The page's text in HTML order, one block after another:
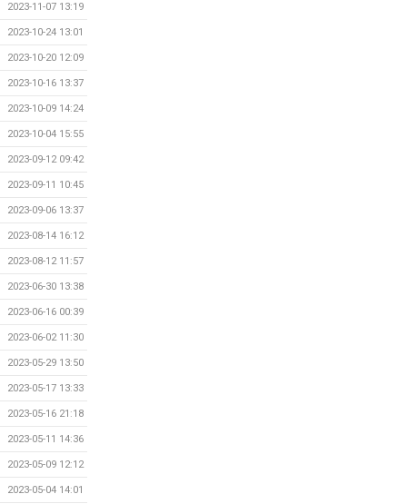
2023-11-07 13:19
2023-10-24 13:01
2023-10-20 12:09
2023-10-16 13:37
2023-10-09 14:24
2023-10-04 15:55
2023-09-12 09:42
2023-09-11 10:45
2023-09-06 13:37
2023-08-14 16:12
2023-08-12 11:57
2023-06-30 13:38
2023-06-16 00:39
2023-06-02 11:30
2023-05-29 13:50
2023-05-17 13:33
2023-05-16 21:18
2023-05-11 14:36
2023-05-09 12:12
2023-05-04 14:01